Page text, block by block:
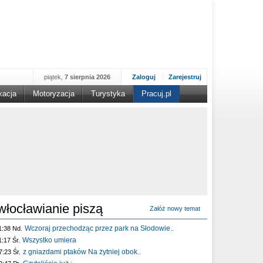
Zaloguj Zarejestruj
piątek, 7 sierpnia 2026
Motoryzacja Turystyka Pracuj.pl
piszą Załóż nowy temat
Nd. Wczoraj przechodząc przez park na Słodowie..
Śr. Wszystko umiera
Śr. z gniazdami ptaków Na żytniej obok..